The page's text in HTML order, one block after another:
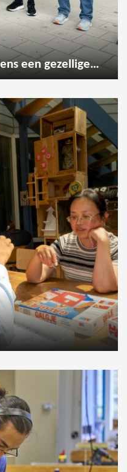
Geniet van de zomer tijdens een gezellige wandeling